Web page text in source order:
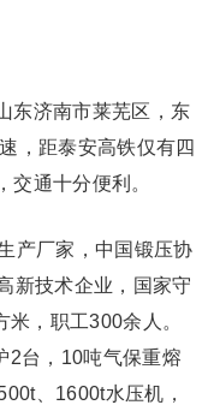
济南市莱芜区，东
，距泰安高铁仅有四
交通十分便利。
厂家，中国锻压协
新技术企业，国家守
，职工300余人。
2台，10吨气保重熔
、1600t水压机，